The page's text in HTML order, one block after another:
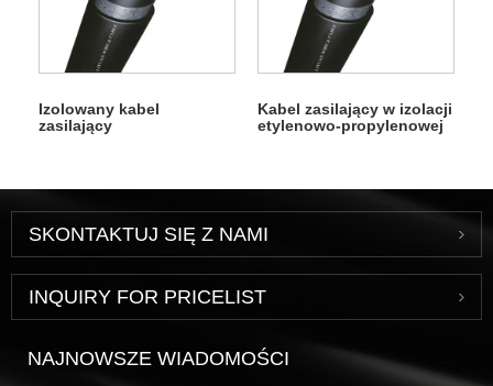
Izolowany kabel
zasilający
Kabel zasilający w izolacji
etylenowo-propylenowej
SKONTAKTUJ SIĘ Z NAMI
INQUIRY FOR PRICELIST
NAJNOWSZE WIADOMOŚCI